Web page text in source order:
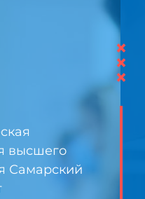
высшего
Самарский
×
×
×